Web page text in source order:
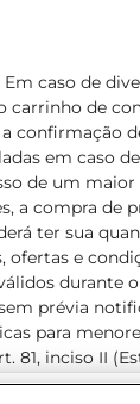
caso de
carrinho de
confirmação
em caso
de um
a compra de
ter sua
ofertas e
durante
prévia
para
81, inciso II
e condições